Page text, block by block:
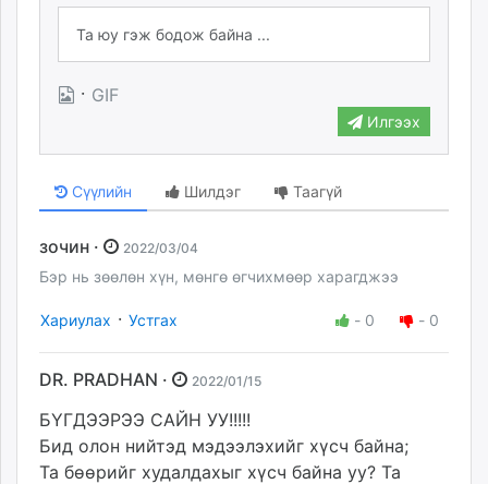
· GIF
Илгээх
Сүүлийн Шилдэг Таагүй
зочин · 2022/03/04
Бэр нь зөөлөн хүн, мөнгө өгчихмөөр харагджээ
Хариулах · Устгах - 0 - 0
DR. PRADHAN · 2022/01/15
БҮГДЭЭРЭЭ САЙН УУ!!!!!
Бид олон нийтэд мэдээлэхийг хүсч байна;
Та бөөрийг худалдахыг хүсч байна уу? Та